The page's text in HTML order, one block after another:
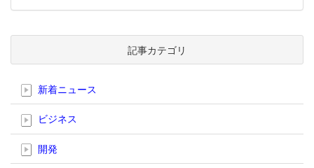
記事カテゴリ
新着ニュース
ビジネス
開発